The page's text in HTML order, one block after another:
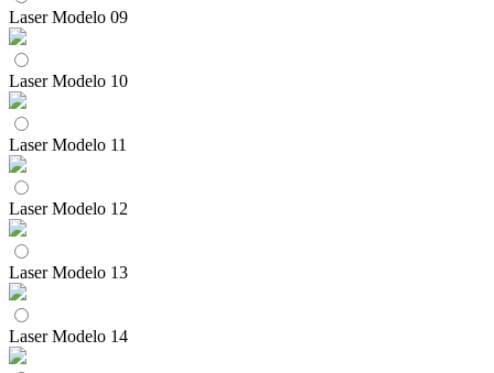
Laser Modelo 09
Laser Modelo 10
Laser Modelo 11
Laser Modelo 12
Laser Modelo 13
Laser Modelo 14